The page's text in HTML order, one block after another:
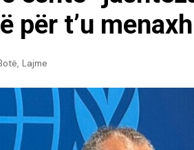
për t’u
, Lajme